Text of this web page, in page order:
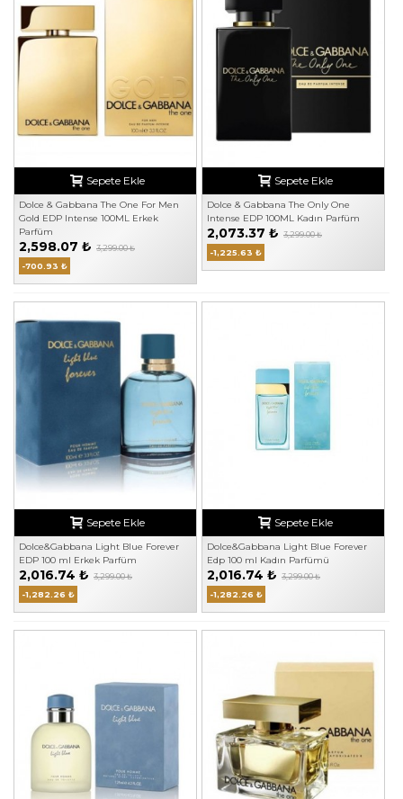
Sepete Ekle
Dolce & Gabbana The One For Men
Gold EDP Intense 100ML Erkek
Parfüm
2,598.07 ₺ 3,299.00 ₺
-700.93 ₺
Sepete Ekle
Dolce & Gabbana The Only One
Intense EDP 100ML Kadın Parfüm
2,073.37 ₺ 3,299.00 ₺
-1,225.63 ₺
Sepete Ekle
Dolce&Gabbana Light Blue Forever
EDP 100 ml Erkek Parfüm
2,016.74 ₺ 3,299.00 ₺
-1,282.26 ₺
Sepete Ekle
Dolce&Gabbana Light Blue Forever
Edp 100 ml Kadın Parfümü
2,016.74 ₺ 3,299.00 ₺
-1,282.26 ₺